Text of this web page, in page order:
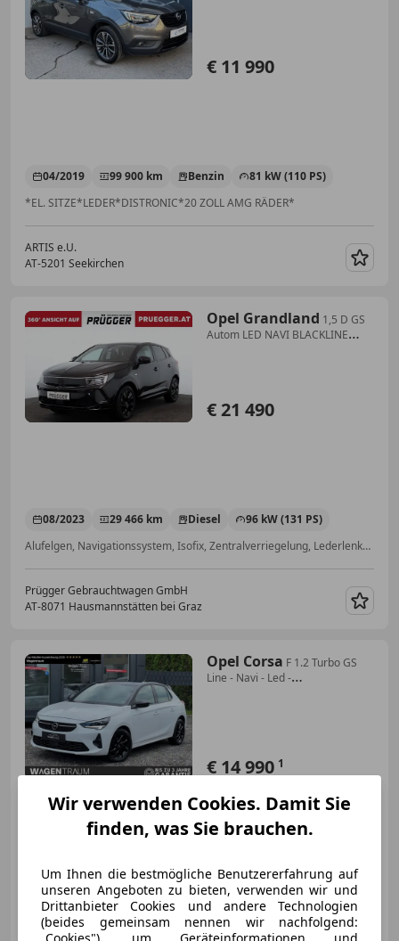
€ 11 990
04/2019 99 900 km Benzin
81 kW (110 PS)
*EL. SITZE*LEDER*DISTRONIC*20 ZOLL AMG RÄDER*
ARTIS e.U.
AT-5201 Seekirchen
Opel Grandland 1,5 D GS
Autom LED NAVI BLACKLINE
€ 21 490
08/2023 29 466 km Diesel
96 kW (131 PS)
Alufelgen, Navigationssystem, Isofix, Zentralverriegelung, Lederlenkrad, Sportsitze, ESP, Servolenkung
Prügger Gebrauchtwagen GmbH
AT-8071 Hausmannstätten bei Graz
Opel Corsa F 1.2 Turbo GS
Line - Navi - Led -
€ 14 990 1
09/2023 34 430 km Benzin
96 kW (131 PS)
Wir verwenden Cookies. Damit Sie
finden, was Sie brauchen.
Um Ihnen die bestmögliche Benutzererfahrung auf
unseren Angeboten zu bieten, verwenden wir und
Drittanbieter Cookies und andere Technologien
(beides gemeinsam nennen wir nachfolgend: